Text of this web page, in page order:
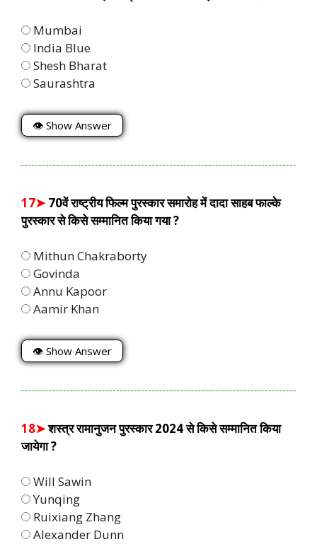
Mumbai
India Blue
Shesh Bharat
Saurashtra
👁 Show Answer
17➤70वें राष्ट्रीय फिल्म पुरस्कार समारोह में दादा साहब फाल्के
पुरस्कार से किसे सम्मानित किया गया ?
Mithun Chakraborty
Govinda
Annu Kapoor
Aamir Khan
👁 Show Answer
18➤शस्त्र रामानुजन पुरस्कार 2024 से किसे सम्मानित किया
जायेगा ?
Will Sawin
Yunqing
Ruixiang Zhang
Alexander Dunn